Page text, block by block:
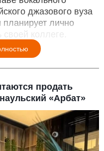
джазового вуза
лично
коллеге.
продать
«Арбат»